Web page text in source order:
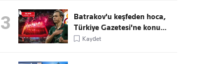
3
Batrakov'u keşfeden hoca,
Türkiye Gazetesi'ne konu...
Kaydet